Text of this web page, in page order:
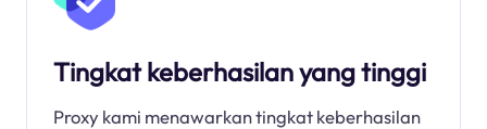
Tingkat keberhasilan yang tinggi
Proxy kami menawarkan tingkat keberhasilan